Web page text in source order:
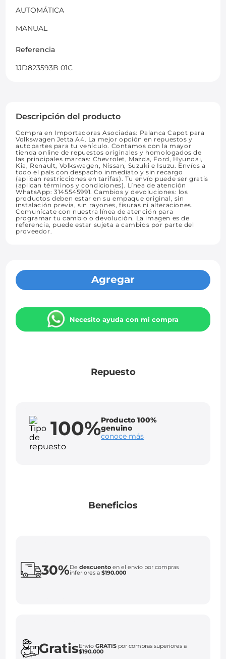
AUTOMÁTICA
MANUAL
Referencia
1JD823593B 01C
Descripción del producto
Compra en Importadoras Asociadas: Palanca Capot para
Volkswagen Jetta A4. La mejor opción en repuestos y
autopartes para tu vehículo. Contamos con la mayor
tienda online de repuestos originales y homologados de
las principales marcas: Chevrolet, Mazda, Ford, Hyundai,
Kia, Renault, Volkswagen, Nissan, Suzuki e Isuzu. Envíos a
todo el país con despacho inmediato y sin recargo
(aplican restricciones en tarifas). Tu envío puede ser gratis
(aplican términos y condiciones). Línea de atención
WhatsApp: 3145545991. Cambios y devoluciones: los
productos deben estar en su empaque original, sin
instalación previa, sin rayones, fisuras ni alteraciones.
Comunícate con nuestra línea de atención para
programar tu cambio o devolución. La imagen es de
referencia, puede estar sujeta a cambios por parte del
proveedor.
Agregar
Necesito ayuda con mi compra
Repuesto
100%Producto 100%
genuino
conoce más
Beneficios
30%Dedescuento en el envío por compras
inferiores a$190.000
GratisEnvíoGRATIS por compras superiores a
$190.000